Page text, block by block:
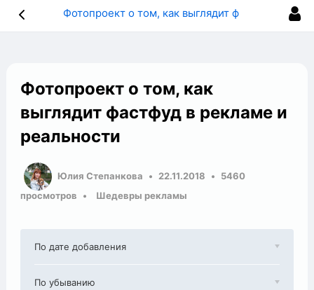
Фотопроект о том, как выглядит фастфуд в рекламе и реальности
Фотопроект о том, как
выглядит фастфуд в рекламе и
реальности
Юлия Степанкова 22.11.2018
5460
просмотров
Шедевры рекламы
По дате добавления
По убыванию